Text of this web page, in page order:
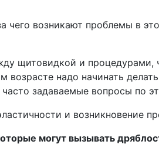
чего возникают проблемы в
щитовидкой и
возрасте надо начинать
задаваемые вопросы по
и возникновение
могут вызывать